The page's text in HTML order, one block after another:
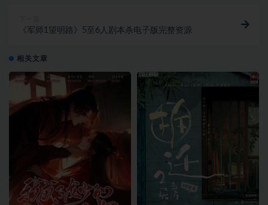
《军师1望明路》5至6人剧本杀电子版完整资源
相关文章